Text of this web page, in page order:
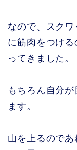
なので、スク
に筋肉をつけ
ってきました。
もちろん自分
ます。
山を上るので